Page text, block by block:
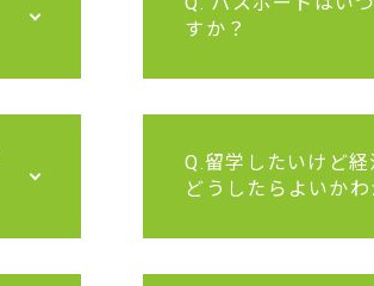
すか？
Q.留学したいけど
どうしたらよいかわ